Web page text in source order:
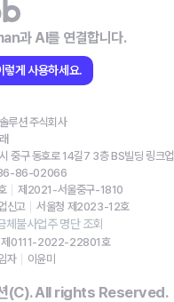
과 AI를 연결합니다.
렇게 사용하세요.
루션 주식회사
중구 동호로 14길7 3층 BS빌딩 링크
86-02066
제2021-서울중구-1810
신고
서울청 제2023-12호
체불사업주 명단 조회
제0111-2022-22801호
자
이윤미
(C). All rights Reserved.